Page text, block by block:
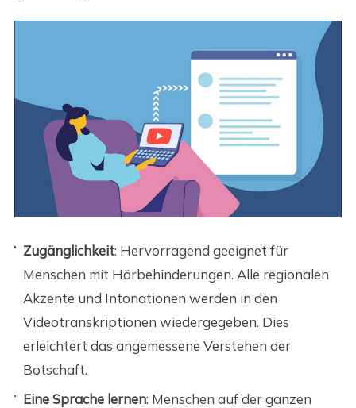
Zugänglichkeit: Hervorragend geeignet für
Menschen mit Hörbehinderungen. Alle regionalen
Akzente und Intonationen werden in den
Videotranskriptionen wiedergegeben. Dies
erleichtert das angemessene Verstehen der
Botschaft.
Eine Sprache lernen: Menschen auf der ganzen